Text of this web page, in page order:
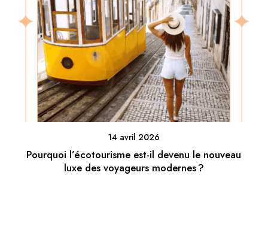
14 avril 2026
Pourquoi l’écotourisme est-il devenu le nouveau
luxe des voyageurs modernes ?